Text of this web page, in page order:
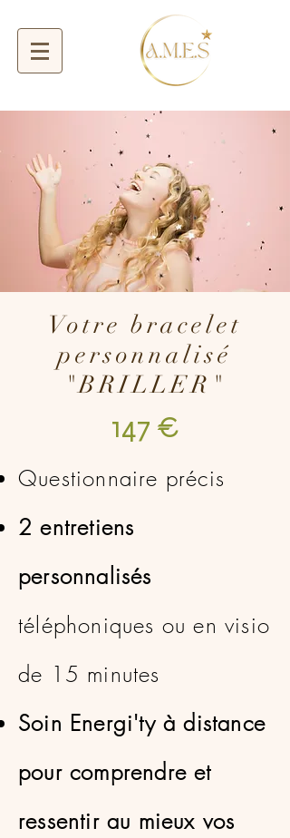
Votre bracelet
personnalisé
"BRILLER"
147 €
Questionnaire précis
2 entretiens
personnalisés
téléphoniques ou en visio
de 15 minutes
Soin Energi'ty à distance
pour comprendre et
ressentir au mieux vos